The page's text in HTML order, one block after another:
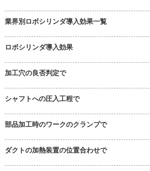
業界別ロボシリンダ導入効果一覧
ロボシリンダ導入効果
加工穴の良否判定で
シャフトへの圧入工程で
部品加工時のワークのクランプで
ダクトの加熱装置の位置合わせで